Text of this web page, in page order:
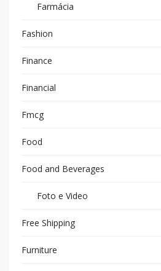
Farmácia
Fashion
Finance
Financial
Fmcg
Food
Food and Beverages
Foto e Video
Free Shipping
Furniture